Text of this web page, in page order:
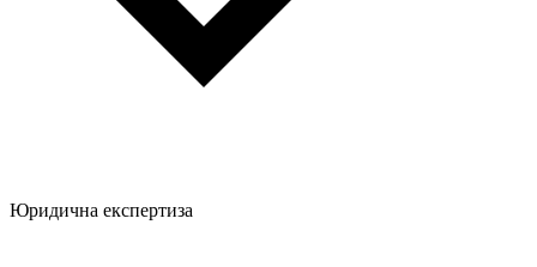
Юридична експертиза